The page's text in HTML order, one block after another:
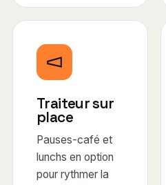
Traiteur sur
place
Pauses-café et
lunchs en option
pour rythmer la